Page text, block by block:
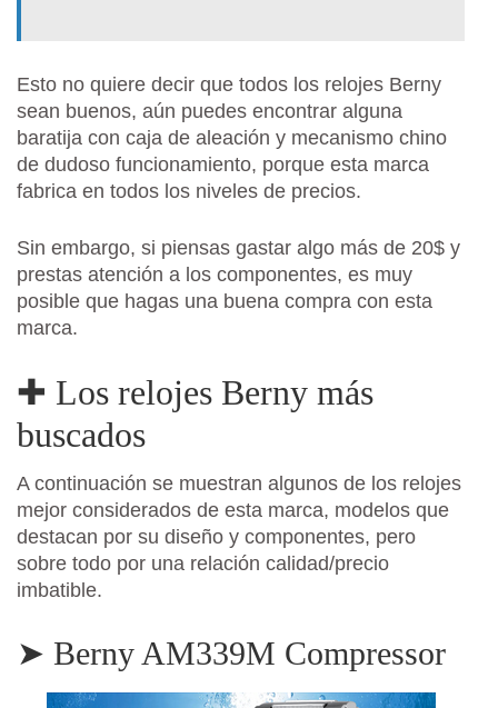
Esto no quiere decir que todos los relojes Berny
sean buenos, aún puedes encontrar alguna
baratija con caja de aleación y mecanismo chino
de dudoso funcionamiento, porque esta marca
fabrica en todos los niveles de precios.
Sin embargo, si piensas gastar algo más de 20$ y
prestas atención a los componentes, es muy
posible que hagas una buena compra con esta
marca.
✚ Los relojes Berny más
buscados
A continuación se muestran algunos de los relojes
mejor considerados de esta marca, modelos que
destacan por su diseño y componentes, pero
sobre todo por una relación calidad/precio
imbatible.
➤ Berny AM339M Compressor